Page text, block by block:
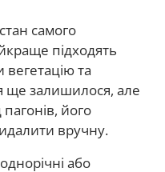
самого
підходять
та
ще залишилося, але
його
вручну.
або